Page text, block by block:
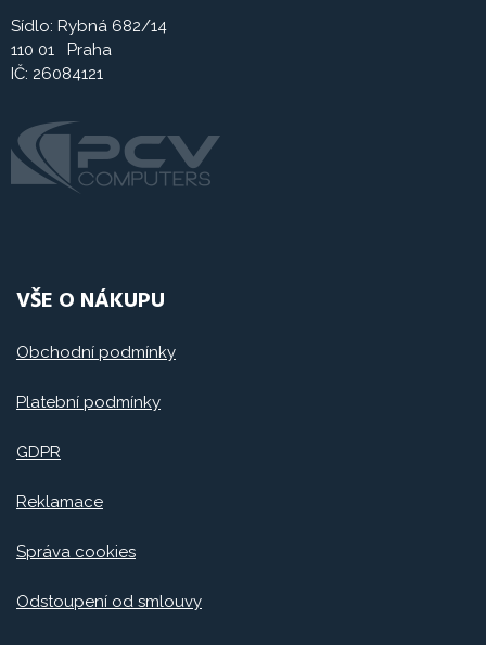
Sídlo: Rybná 682/14
110 01 Praha
IČ: 26084121
VŠE O NÁKUPU
Obchodní podmínky
Platební podmínky
GDPR
Reklamace
Správa cookies
Odstoupení od smlouvy